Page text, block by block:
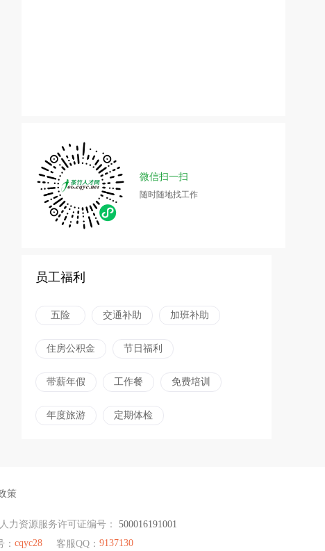
微信扫一扫
随时随地找工作
员工福利
五险 交通补助 加班补助
住房公积金 节日福利
带薪年假 工作餐 免费培训
年度旅游 定期体检
策
人力资源服务许可证编号： 500016191001
cqyc28 客服QQ： 9137130